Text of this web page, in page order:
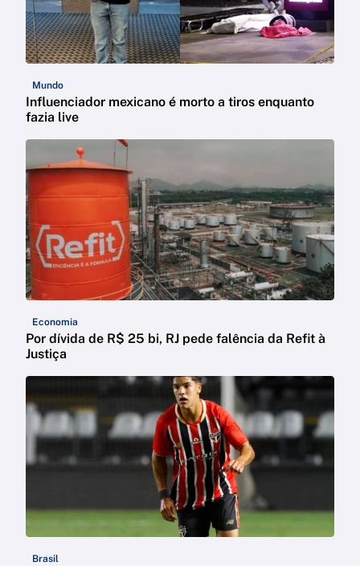
Mundo
Influenciador mexicano é morto a tiros enquanto
fazia live
Economia
Por dívida de R$ 25 bi, RJ pede falência da Refit à
Justiça
Brasil